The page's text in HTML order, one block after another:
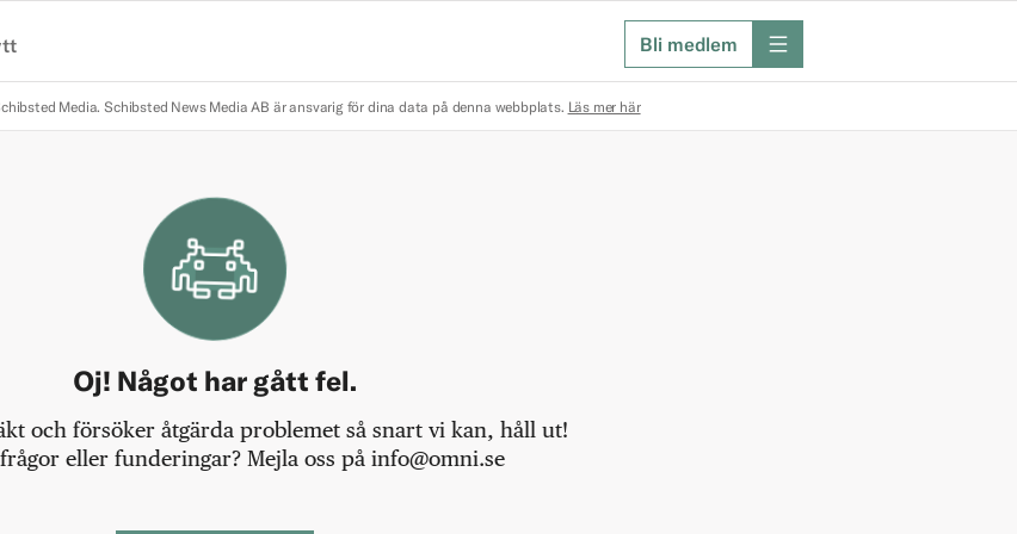
Bli medlem meny
Media. Schibsted News Media AB är ansvarig för dina data på denna webbplats. Läs mer här
Oj! Något har gått fel.
och försöker åtgärda problemet så snart vi kan, håll ut!
eller funderingar? Mejla oss på info@omni.se